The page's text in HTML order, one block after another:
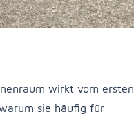
wirkt vom ersten
sie häufig für